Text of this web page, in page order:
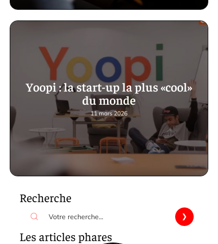
Yoopi : la start-up la plus «cool»
du monde
11 mars 2026
Recherche
Les articles phares